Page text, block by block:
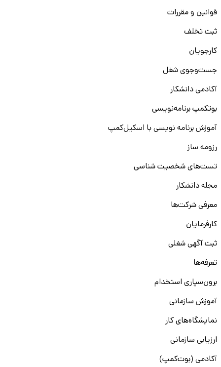
قوانین و مقررات
ثبت تخلف
کارجویان
جست‌و‌جوی شغل
آکادمی دانشکار
بوتکمپ برنامه‌نویسی
آموزش برنامه نویسی با اسکیل‌کمپ
رزومه ساز
تست‌های شخصیت شناسی
مجله دانشکار
معرفی شرکت‌ها
کارفرمایان
ثبت آگهی شغلی
تعرفه‌ها
برون‌سپاری استخدام
آموزش سازمانی
نمایشگاه‌های کار
ارزیابی سازمانی
آکادمی (بوت‌کمپ)